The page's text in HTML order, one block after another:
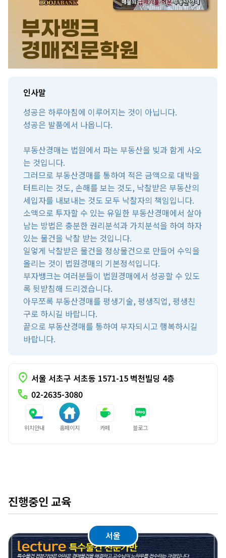
인사말
성공은 하루아침에 이루어지는 것이 아닙니다.
성공은 발품에서 나옵니다.
부동산경매는 법원에서 파는 부동산을 빚과 함게 사오
는 것입니다.
그러므로 부동산경매를 통하여 적은 금액으로 대박을
터트리는 것도, 손해를 보는 것도, 낙찰받은 부동산의
세입자를 내보내는 것도 모두 낙찰자의 책임입니다.
소액으로 투자할 수 있는 유일한 부동산경매에서 살아
남는 방법은 충분한 권리분석과 가치분석을 하여 하자
있는 물건을 낙찰 받는 것입니다.
일엏게 낙찰받은 물건을 정상물건으로 만들어 수익을
올리는 것이 법원경매의 기본정석입니다.
부자뱅크는 여러분들이 법원경매에서 성공할 수 있도
록 뒷받침해 드리겠습니다.
아무쪼록 부동산경매를 평생기술, 평생직업, 평생친
구로 하시길 바랍니다.
끝으로 부동산경매를 통하여 부자되시고 행복하시길
바랍니다.
location_on 서울 서초구 서초동 1571-15 벽천빌딩 4층
call 02-2635-3080
위치안내 홈페이지 카페 블로그
진행중인 교육
서울